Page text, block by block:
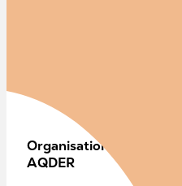
Retraités en
Organisation:
AQDER